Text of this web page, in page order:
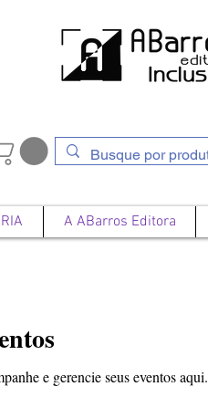
A ABarros Editora
e gerencie seus eventos aqui.